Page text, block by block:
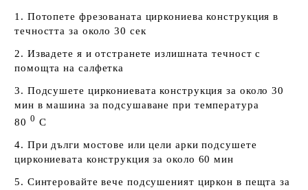
1. Потопете фрезованата циркониева конструкция в
течността за около 30 сек
2. Извадете я и отстранете излишната течност с
помощта на салфетка
3. Подсушете циркониевата конструкция за около 30
мин в машина за подсушаване при температура
80 0 С
4. При дълги мостове или цели арки подсушете
циркониевата конструкция за около 60 мин
5. Синтеровайте вече подсушеният циркон в пещта за